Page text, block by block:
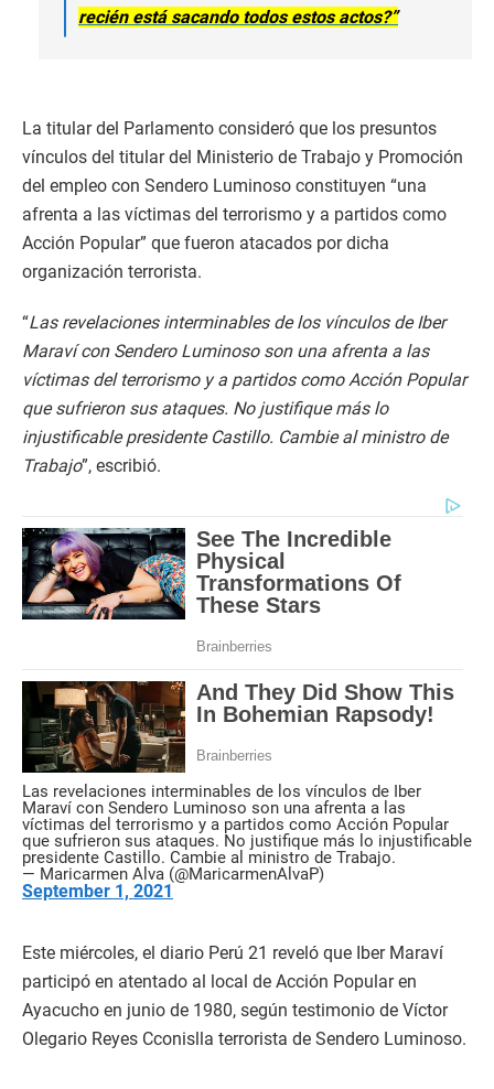
recién está sacando todos estos actos?”
La titular del Parlamento consideró que los presuntos
vínculos del titular del Ministerio de Trabajo y Promoción
del empleo con Sendero Luminoso constituyen “una
afrenta a las víctimas del terrorismo y a partidos como
Acción Popular” que fueron atacados por dicha
organización terrorista.
“Las revelaciones interminables de los vínculos de Iber
Maraví con Sendero Luminoso son una afrenta a las
víctimas del terrorismo y a partidos como Acción Popular
que sufrieron sus ataques. No justifique más lo
injustificable presidente Castillo. Cambie al ministro de
Trabajo”, escribió.
Las revelaciones interminables de los vínculos de Iber
Maraví con Sendero Luminoso son una afrenta a las
víctimas del terrorismo y a partidos como Acción Popular
que sufrieron sus ataques. No justifique más lo injustificable
presidente Castillo. Cambie al ministro de Trabajo.
— Maricarmen Alva (@MaricarmenAlvaP)
September 1, 2021
Este miércoles, el diario Perú 21 reveló que Iber Maraví
participó en atentado al local de Acción Popular en
Ayacucho en junio de 1980, según testimonio de Víctor
Olegario Reyes Cconislla terrorista de Sendero Luminoso.